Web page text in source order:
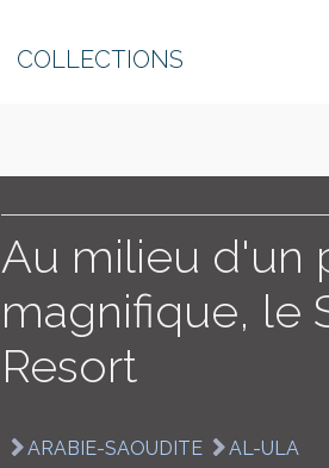
COLLECTIONS
Au milieu d'un
magnifique, le
Resort
ARABIE-SAOUDITE AL-ULA